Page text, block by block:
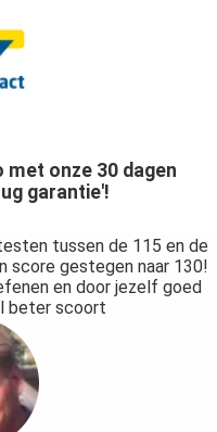
met onze 30 dagen
garantie'!
tussen de 115 en de
score gestegen naar 130!
en door jezelf goed
beter scoort